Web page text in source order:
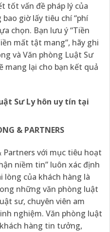
tốt vấn đề pháp lý của
giờ lấy tiêu chí “phí
chọn. Bạn lưu ý “Tiền
mất tật mang”, hãy ghi
và Văn phòng Luật Sư
mang lại cho bạn kết quả
Sư Ly hôn uy tín tại
& PARTNERS
với mục tiêu hoạt
niềm tin” luôn xác định
lòng của khách hàng là
những văn phòng luật
sư, chuyên viên am
nghiệm. Văn phòng luật
hàng tin tưởng,